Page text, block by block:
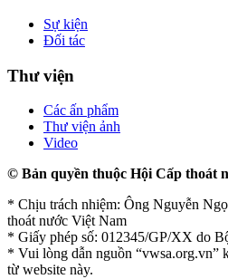
Sự kiện
Đối tác
Thư viện
Các ấn phẩm
Thư viện ảnh
Video
© Bản quyền thuộc Hội Cấp thoát
* Chịu trách nhiệm: Ông Nguyễn
thoát nước Việt Nam
* Giấy phép số: 012345/GP/XX do
* Vui lòng dẫn nguồn “vwsa.org.vn”
từ website này.